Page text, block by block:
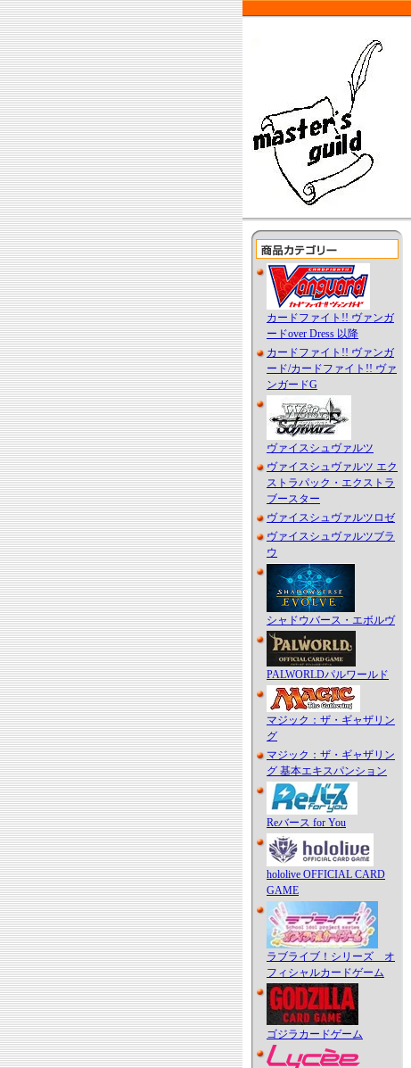
カードファイト!! ヴァンガ
ードover Dress 以降
カードファイト!! ヴァンガ
ード/カードファイト!! ヴァ
ンガードG
ヴァイスシュヴァルツ
ヴァイスシュヴァルツ エク
ストラパック・エクストラ
ブースター
ヴァイスシュヴァルツロゼ
ヴァイスシュヴァルツブラ
ウ
シャドウバース・エボルヴ
PALWORLDパルワールド
マジック：ザ・ギャザリン
グ
マジック：ザ・ギャザリン
グ 基本エキスパンション
Reバース for You
hololive OFFICIAL CARD
GAME
ラブライブ！シリーズ オ
フィシャルカードゲーム
ゴジラカードゲーム